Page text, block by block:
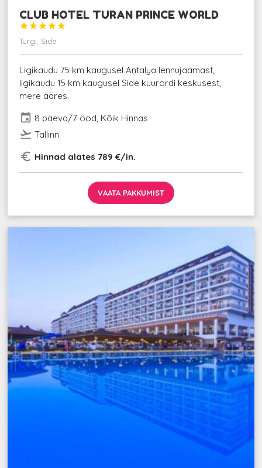
CLUB HOTEL TURAN PRINCE WORLD





Türgi, Side
Ligikaudu 75 km kaugusel Antalya lennujaamast,
ligikaudu 15 km kaugusel Side kuurordi keskusest,
mere ääres.
event 8 päeva/7 ööd, Kõik Hinnas
flight_takeoff Tallinn
euro_symbol Hinnad alates 789 €/in.
VAATA PAKKUMIST